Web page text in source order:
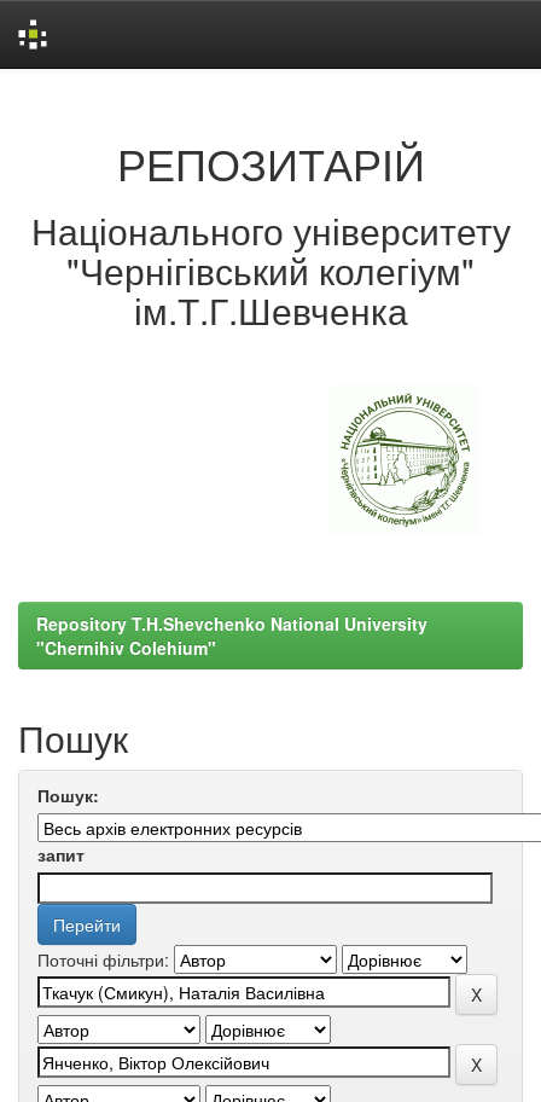
РЕПОЗИТАРІЙ
Національного університету
"Чернігівський колегіум"
ім.Т.Г.Шевченка
Repository T.H.Shevchenko National University
"Chernihiv Colehium"
Пошук
Пошук:
запит
Поточні фільтри: